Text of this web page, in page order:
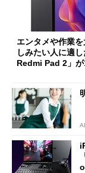
エンタメや作業
しみたい人に適
Redmi Pad 2」